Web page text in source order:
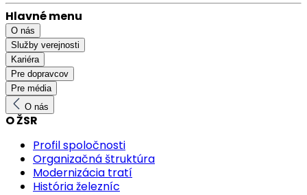
Hlavné menu
O nás
Služby verejnosti
Kariéra
Pre dopravcov
Pre média
O nás
O ŽSR
Profil spoločnosti
Organizačná štruktúra
Modernizácia tratí
História železníc